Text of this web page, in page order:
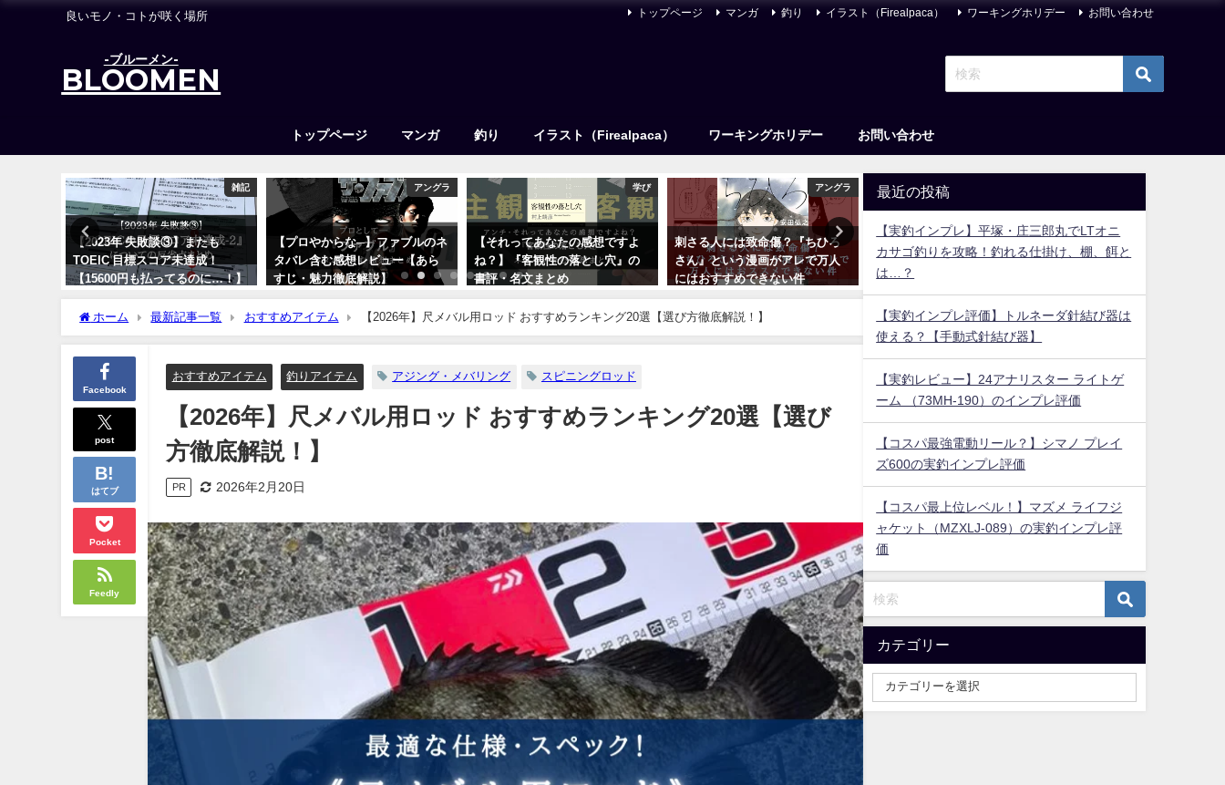
良いモノ・コトが咲く場所 トップページ マンガ 釣り イラスト（Firealpaca） ワーキングホリデー お問い合わせ
-ブルーメン-
BLOOMEN
トップページ マンガ 釣り イラスト（Firealpaca） ワーキングホリデー お問い合わせ
雑記
【2023年 失敗談③】またも
TOEIC 目標スコア未達成！
【15600円も払ってるのに…！】
アングラ
【プロやからな─】ファブルのネ
タバレ含む感想レビュー【あら
すじ・魅力徹底解説】
学び
【それってあなたの感想ですよ
ね？】『客観性の落とし穴』の
書評・名文まとめ
アングラ
刺さる人には致命傷？『ちひろ
さん』という漫画がアレで万人
にはおすすめできない件
すすめランキング16選＆選び方
まとめ【コスパ＆高実績！】
ボックス おすすめ15選【丁
ホーム 最新記事一覧 おすすめアイテム 【2026年】尺メバル用ロッド おすすめランキング20選【選び方徹底解説！】
Facebook
post
はてブ
Pocket
Feedly
おすすめアイテム 釣りアイテム アジング・メバリング スピニングロッド
【2026年】尺メバル用ロッド おすすめランキング20選【選び
方徹底解説！】
PR 2026年2月20日
最近の投稿
【実釣インプレ】平塚・庄三郎丸でLTオニ
カサゴ釣りを攻略！釣れる仕掛け、棚、餌と
は…？
【実釣インプレ評価】トルネーダ針結び器は
使える？【手動式針結び器】
【実釣レビュー】24アナリスター ライトゲ
ーム （73MH-190）のインプレ評価
【コスパ最強電動リール？】シマノ プレイ
ズ600の実釣インプレ評価
【コスパ最上位レベル！】マズメ ライフジ
ャケット（MZXLJ-089）の実釣インプレ評
価
カテゴリー